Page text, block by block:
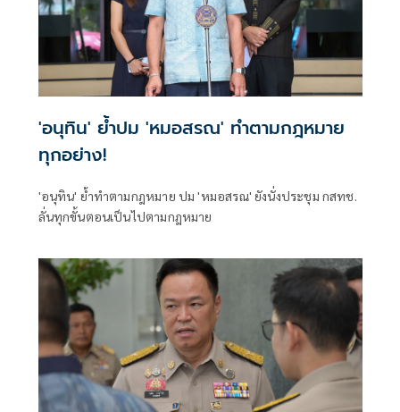
'อนุทิน' ย้ำปม 'หมอสรณ' ทำตามกฎหมาย
ทุกอย่าง!
'อนุทิน' ย้ำทำตามกฎหมาย ปม 'หมอสรณ' ยังนั่งประชุม กสทช.
ลั่นทุกขั้นตอนเป็นไปตามกฎหมาย